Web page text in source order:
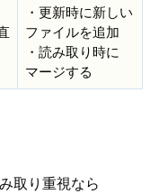
・更新時に新しい
ファイルを追加
・読み取り時に
マージする
取り重視なら